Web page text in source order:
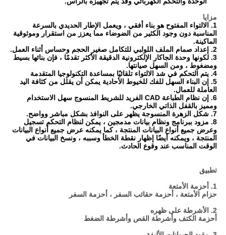
مزايا
1. الالتواء المفتوح هو بناء أفقي ، ويعمل الإطار الحديدي بالسرعة
المناسبة دون وجود الكثير من الضوضاء مما يعزز من استقرار وموثوقية
الماكينة.
2. إعداد صمام الملف اللولبي للتكامل صغير الحجم وحساس أثناء العمل.
3. لكونها وحدة الجاكار الإلكترونية الدقيقة الأكثر تقدمًا ، فإن بنائها بسيط
ومضغوط ، ومن السهل صيانتها.
4. يتم التحكم في شد الالتواء تلقائيًا بمساعدة التكنولوجيا المتقدمة
5. إن البناء السهل للفك للخيوط الأحادية يمكن أن يقلل من كثافة اليد
العاملة للعمال.
6. إن نظام الطباعة CAD الفريد للشريط المنسوج سهل الاستخدام
ومميز بالقفل الذاتي الخارجي.
7. شكل الزهرة المنسوجة يظهر على النوافذ بشكل مباشر وواضح.
8. مزود ببرنامج ونظام بيانات مدمجين ، يمكن لنظام التحكم تسجيل
وعرض جميع أنواع البيانات المنتجة ، كما يمكنه عرض جميع أنواع البيانات
المنتجة ، ويمكنه أيضًا إظهار نقطة الخطأ وسببه ، ونسخ البيانات في
الوقت المناسب عند وقوع الحادث.
تطبيق
1. أحزمة الأمتعة
حزام الأمتعة ، أحزمة حقائب السفر ، أحزمة السفر
2. الأشرطة على ظهره
أحزمة الكتف وأشرطة القص وأشرطة الضغط